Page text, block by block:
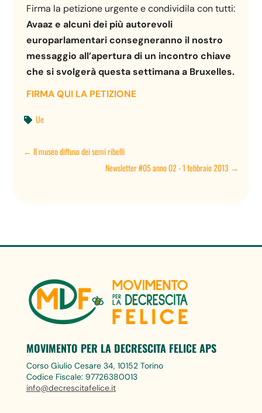
Firma la petizione urgente e condividila con tutti:
Avaaz e alcuni dei più autorevoli
europarlamentari consegneranno il nostro
messaggio all’apertura di un incontro chiave
che si svolgerà questa settimana a Bruxelles.
FIRMA QUI LA PETIZIONE
 Ue
← Il museo diffuso dei semi ribelli
Newsletter #05 anno 02 - 1 febbraio 2013 →
MOVIMENTO PER LA DECRESCITA FELICE APS
Corso Giulio Cesare 34, 10152 Torino
Codice Fiscale: 97726380013
info@decrescitafelice.it